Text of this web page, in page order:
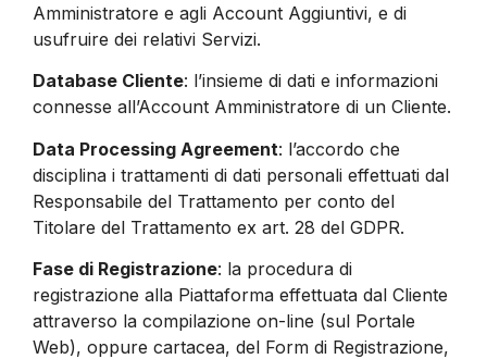
Amministratore e agli Account Aggiuntivi, e di
usufruire dei relativi Servizi.
Database Cliente: l’insieme di dati e informazioni
connesse all’Account Amministratore di un Cliente.
Data Processing Agreement: l’accordo che
disciplina i trattamenti di dati personali effettuati dal
Responsabile del Trattamento per conto del
Titolare del Trattamento ex art. 28 del GDPR.
Fase di Registrazione: la procedura di
registrazione alla Piattaforma effettuata dal Cliente
attraverso la compilazione on-line (sul Portale
Web), oppure cartacea, del Form di Registrazione,